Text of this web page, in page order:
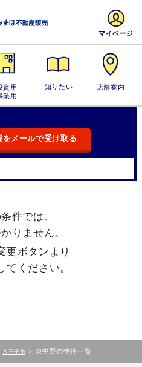
・事業
用
知りたい 店舗案内
マイページ
をメールで受け取る
件では、
りません。
更ボタンより
てください。
八王子市 > 東中野の物件一覧